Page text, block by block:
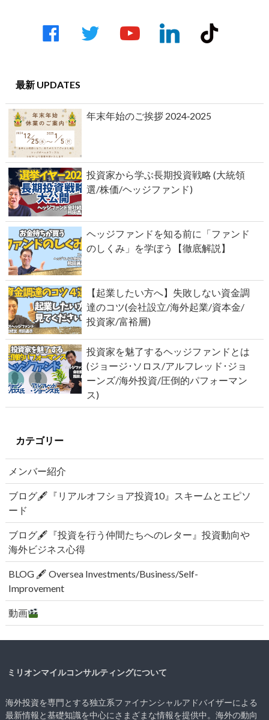
facebook
play
linkedin tiktok
最新 UPDATES
年末年始のご挨拶 2024‐2025
投資家から学ぶ長期投資戦略 (大統領
選/株価/ヘッジファンド)
ヘッジファンドを知る前に「ファンド
のしくみ」を学ぼう【徹底解説】
【起業したい方へ】失敗しない資金調
達のコツ(会社設立/海外起業/資本金/
投資家/富裕層)
投資家を魅了するヘッジファンドとは
(ジョージ･ソロス/アルフレッド･ジョ
ーンズ/海外投資/圧倒的パフォーマン
ス)
カテゴリー
メンバー紹介
ブログ🖋『リアルオフショア投資10』スキームとエピソ
ード
ブログ🖋『投資を行う仲間たちへのレター』投資動向や
海外ビジネス心得
BLOG 🖋 Oversea Investments/Business/Self-
Improvement
動画
ミリオンマイルコンサルティングについて
海外投資を専門とする独立系ファイナンシャルアドバイザーによる
最新情報と基礎知識を中心にさまざまな情報を提供中。海外の動向